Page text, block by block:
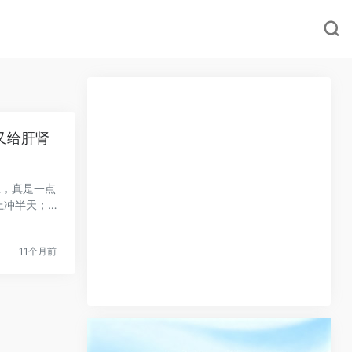
给肝肾
真是一点
半天；下
11个月前